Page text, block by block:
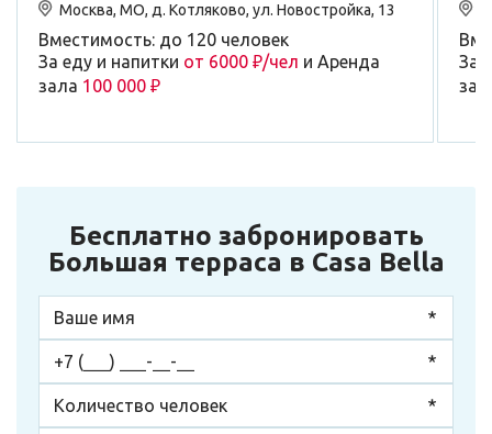
Москва, МО, д. Котляково, ул. Новостройка, 13
Вместимость: до 120 человек
За еду и напитки от 6000 ₽/чел и Аренда
зала 100 000 ₽
За
Бесплатно забронировать
Большая терраса в Casa Bella